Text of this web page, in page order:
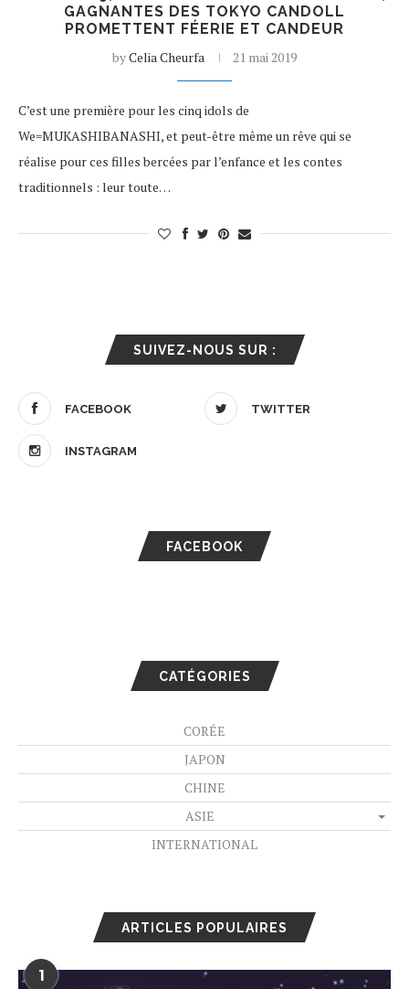
GAGNANTES DES TOKYO CANDOLL
PROMETTENT FÉERIE ET CANDEUR
byCelia Cheurfa 21 mai 2019
C’est une première pour les cinq idols de
We=MUKASHIBANASHI, et peut-être même un rêve qui se
réalise pour ces filles bercées par l’enfance et les contes
traditionnels : leur toute…
SUIVEZ-NOUS SUR :
FACEBOOK TWITTER
INSTAGRAM
FACEBOOK
CATÉGORIES
CORÉE
JAPON
CHINE
ASIE
INTERNATIONAL
ARTICLES POPULAIRES
1